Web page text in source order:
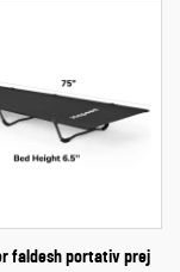
faldesh portativ prej